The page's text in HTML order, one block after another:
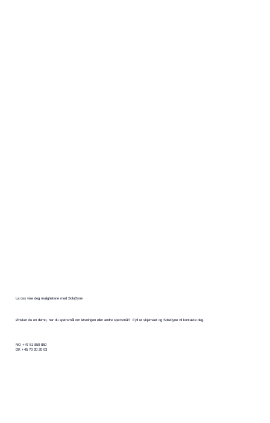
La oss vise deg mulighetene med SoluDyne
Ønsker du en demo, har du spørsmål om løsningen eller andre spørsmål? Fyll ut skjemaet og SoluDyne vil kontakte deg.
NO +47 51 850 850
DK +45 70 20 20 03